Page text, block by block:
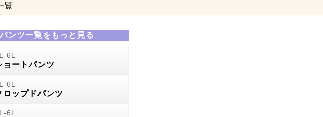
覧
パンツ一覧をもっと見る
ョートパンツ
ロップドパンツ